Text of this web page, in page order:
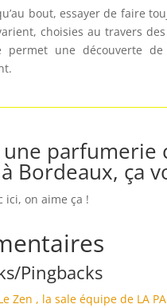
bout, essayer de faire
choisies au travers
une découverte
une parfumerie
Bordeaux, ça
ici, on aime ça !
Pingbacks
Zen , la sale équipe de LA